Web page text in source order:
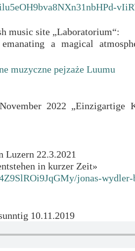
music site „Laboratorium“:
a magical
muzyczne pejzaże Luumu
2022 „Einzigartige
22.3.2021
in kurzer Zeit»
jonas-
10.11.2019